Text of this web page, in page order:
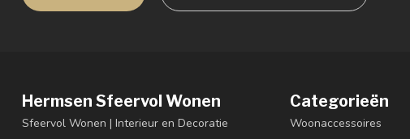
Hermsen Sfeervol Wonen
Sfeervol Wonen | Interieur en Decoratie
Categorieën
Woonaccessoires